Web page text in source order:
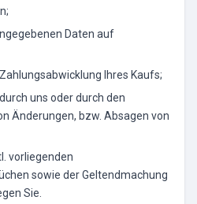
Daten auf
Ihres Kaufs;
uns oder durch den
Änderungen, bzw. Absagen von
vorliegenden
sowie der Geltendmachung
Sie.